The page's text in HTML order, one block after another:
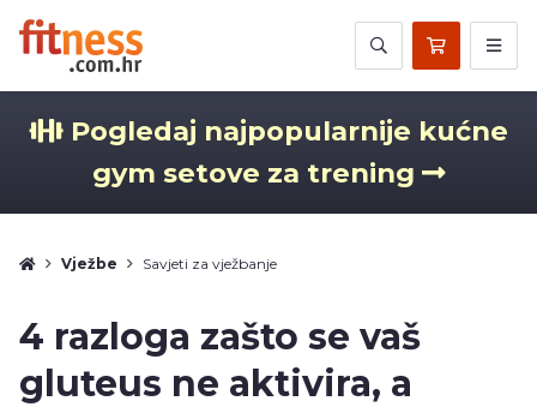
Pogledaj najpopularnije kućne
gym setove za trening
Vježbe Savjeti za vježbanje
4 razloga zašto se vaš
gluteus ne aktivira, a